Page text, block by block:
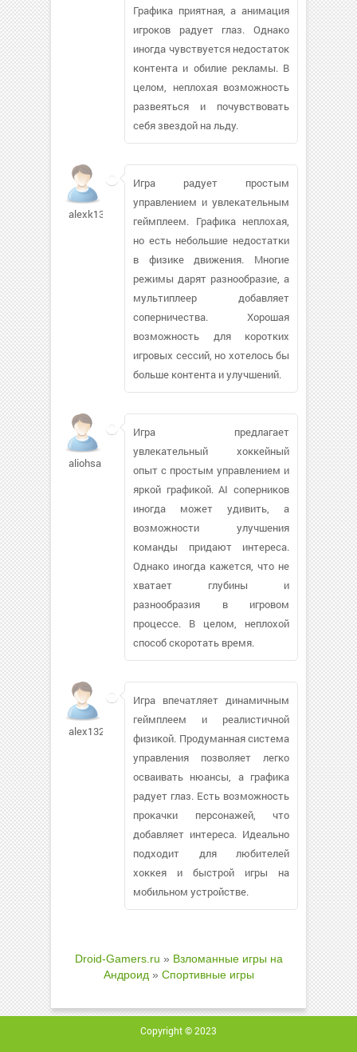
Графика приятная, а анимация
игроков радует глаз. Однако
иногда чувствуется недостаток
контента и обилие рекламы. В
целом, неплохая возможность
развеяться и почувствовать
себя звездой на льду.
alexk13
Игра радует простым
управлением и увлекательным
геймплеем. Графика неплохая,
но есть небольшие недостатки
в физике движения. Многие
режимы дарят разнообразие, а
мультиплеер добавляет
соперничества. Хорошая
возможность для коротких
игровых сессий, но хотелось бы
больше контента и улучшений.
aliohsa
Игра предлагает
увлекательный хоккейный
опыт с простым управлением и
яркой графикой. AI соперников
иногда может удивить, а
возможности улучшения
команды придают интереса.
Однако иногда кажется, что не
хватает глубины и
разнообразия в игровом
процессе. В целом, неплохой
способ скоротать время.
alex13245133
Игра впечатляет динамичным
геймплеем и реалистичной
физикой. Продуманная система
управления позволяет легко
осваивать нюансы, а графика
радует глаз. Есть возможность
прокачки персонажей, что
добавляет интереса. Идеально
подходит для любителей
хоккея и быстрой игры на
мобильном устройстве.
Droid-Gamers.ru » Взломанные игры на
Андроид» Спортивные игры
Copyright © 2023